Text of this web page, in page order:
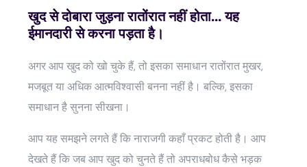
खुद से दोबारा जुड़ना रातोंरात नहीं होता... यह
ईमानदारी से करना पड़ता है।
अगर आप खुद को खो चुके हैं, तो इसका समाधान रातोंरात मुखर,
मजबूत या अधिक आत्मविश्वासी बनना नहीं है। बल्कि, इसका
समाधान है सुनना सीखना।
आप यह समझने लगते हैं कि नाराजगी कहाँ प्रकट होती है। आप
देखते हैं कि जब आप खुद को चुनते हैं तो अपराधबोध कैसे भड़क